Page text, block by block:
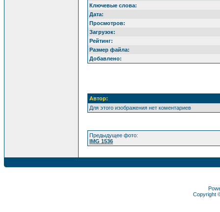
Ключевые слова:
Дата:
Просмотров:
Загрузок:
Рейтинг:
Размер файла:
Добавлено:
Автор:
Для этого изображения нет коментариев
Предыдущее фото:
IMG 1536
Copyright